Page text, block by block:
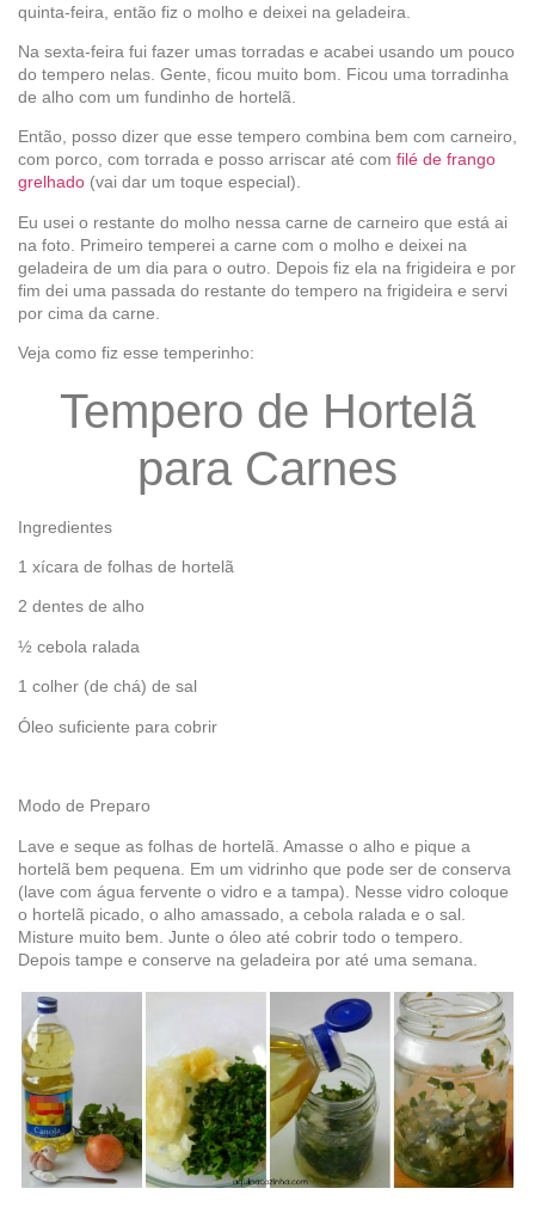
quinta-feira, então fiz o molho e deixei na geladeira.
Na sexta-feira fui fazer umas torradas e acabei usando um pouco
do tempero nelas. Gente, ficou muito bom. Ficou uma torradinha
de alho com um fundinho de hortelã.
Então, posso dizer que esse tempero combina bem com carneiro,
com porco, com torrada e posso arriscar até com filé de frango
grelhado (vai dar um toque especial).
Eu usei o restante do molho nessa carne de carneiro que está ai
na foto. Primeiro temperei a carne com o molho e deixei na
geladeira de um dia para o outro. Depois fiz ela na frigideira e por
fim dei uma passada do restante do tempero na frigideira e servi
por cima da carne.
Veja como fiz esse temperinho:
Tempero de Hortelã
para Carnes
Ingredientes
1 xícara de folhas de hortelã
2 dentes de alho
½ cebola ralada
1 colher (de chá) de sal
Óleo suficiente para cobrir
Modo de Preparo
Lave e seque as folhas de hortelã. Amasse o alho e pique a
hortelã bem pequena. Em um vidrinho que pode ser de conserva
(lave com água fervente o vidro e a tampa). Nesse vidro coloque
o hortelã picado, o alho amassado, a cebola ralada e o sal.
Misture muito bem. Junte o óleo até cobrir todo o tempero.
Depois tampe e conserve na geladeira por até uma semana.